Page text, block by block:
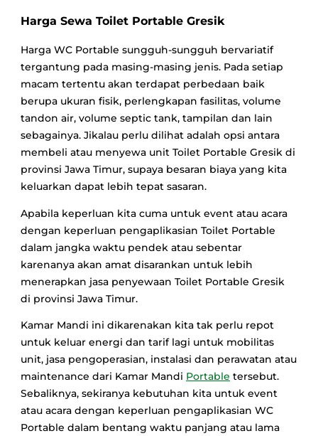
Harga Sewa Toilet Portable Gresik
Harga WC Portable sungguh-sungguh bervariatif
tergantung pada masing-masing jenis. Pada setiap
macam tertentu akan terdapat perbedaan baik
berupa ukuran fisik, perlengkapan fasilitas, volume
tandon air, volume septic tank, tampilan dan lain
sebagainya. Jikalau perlu dilihat adalah opsi antara
membeli atau menyewa unit Toilet Portable Gresik di
provinsi Jawa Timur, supaya besaran biaya yang kita
keluarkan dapat lebih tepat sasaran.
Apabila keperluan kita cuma untuk event atau acara
dengan keperluan pengaplikasian Toilet Portable
dalam jangka waktu pendek atau sebentar
karenanya akan amat disarankan untuk lebih
menerapkan jasa penyewaan Toilet Portable Gresik
di provinsi Jawa Timur.
Kamar Mandi ini dikarenakan kita tak perlu repot
untuk keluar energi dan tarif lagi untuk mobilitas
unit, jasa pengoperasian, instalasi dan perawatan atau
maintenance dari Kamar Mandi Portable tersebut.
Sebaliknya, sekiranya kebutuhan kita untuk event
atau acara dengan keperluan pengaplikasian WC
Portable dalam bentang waktu panjang atau lama